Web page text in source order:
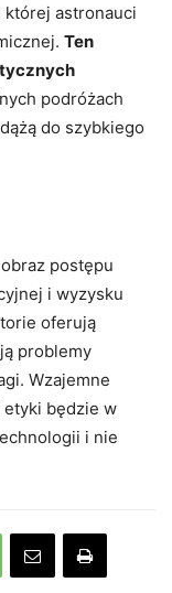
której astronauci
Ten
podróżach
do szybkiego
postępu
i wyzysku
oferują
problemy
Wzajemne
etyki będzie w
i nie